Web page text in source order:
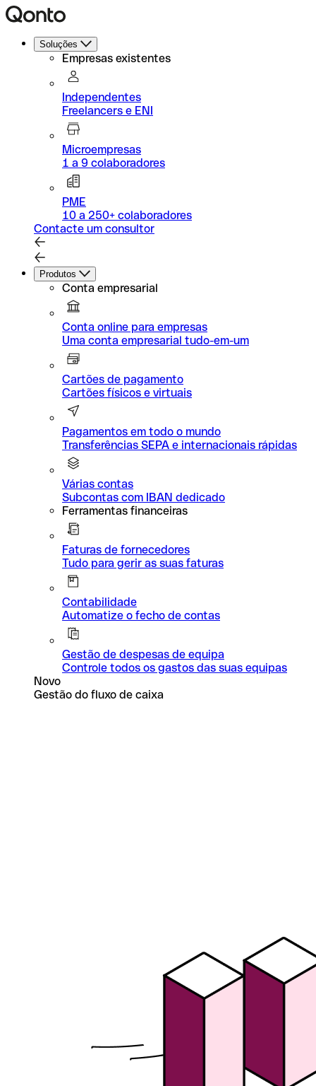
Soluções
Empresas existentes
Independentes
Freelancers e ENI
Microempresas
1 a 9 colaboradores
PME
10 a 250+ colaboradores
Contacte um consultor
Produtos
Conta empresarial
Conta online para empresas
Uma conta empresarial tudo-em-um
Cartões de pagamento
Cartões físicos e virtuais
Pagamentos em todo o mundo
Transferências SEPA e internacionais rápidas
Várias contas
Subcontas com IBAN dedicado
Ferramentas financeiras
Faturas de fornecedores
Tudo para gerir as suas faturas
Contabilidade
Automatize o fecho de contas
Gestão de despesas de equipa
Controle todos os gastos das suas equipas
Novo
Gestão do fluxo de caixa